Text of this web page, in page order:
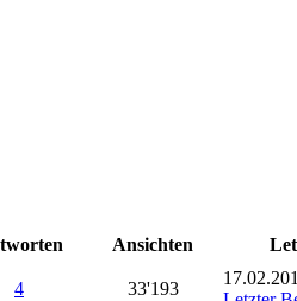
Ansichten
4 33'193